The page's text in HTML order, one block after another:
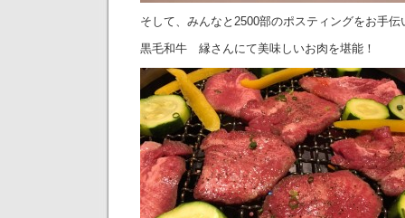
そして、みんなと2500部のポスティングをお手
黒毛和牛 縁さんにて美味しいお肉を堪能！